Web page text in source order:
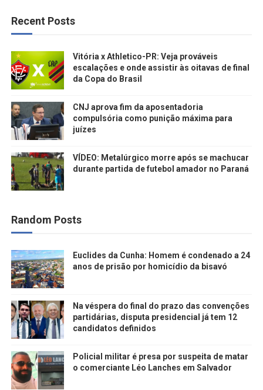
Recent Posts
Vitória x Athletico-PR: Veja prováveis
escalações e onde assistir às oitavas de final
da Copa do Brasil
CNJ aprova fim da aposentadoria
compulsória como punição máxima para
juízes
VÍDEO: Metalúrgico morre após se machucar
durante partida de futebol amador no Paraná
Random Posts
Euclides da Cunha: Homem é condenado a 24
anos de prisão por homicídio da bisavó
Na véspera do final do prazo das convenções
partidárias, disputa presidencial já tem 12
candidatos definidos
Policial militar é presa por suspeita de matar
o comerciante Léo Lanches em Salvador